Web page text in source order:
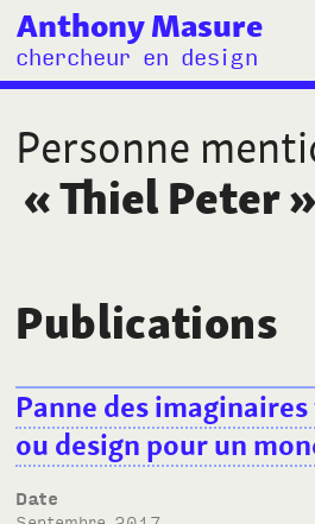
Anthony Masure
chercheur en design
Personne
«Thiel Peter»
Publications
Panne des
ou design pour un
Date